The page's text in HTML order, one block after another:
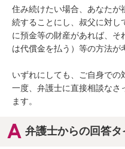
住み続けたい場合、あなたが
続することにし、叔父に対し
に預金等の財産があれば、
は代償金を払う）等の方法が
いずれにしても、ご自身での
一度、弁護士に直接相談なさ
ます。
弁護士からの回答